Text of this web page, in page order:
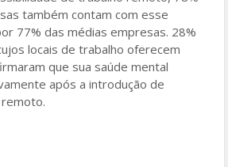
também contam com esse
77% das médias empresas. 28%
locais de trabalho oferecem
que sua saúde mental
após a introdução de